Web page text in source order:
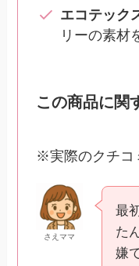
エコテック
リーの素材
この商品に関
※実際のクチコ
さえママ
最
た
嫌